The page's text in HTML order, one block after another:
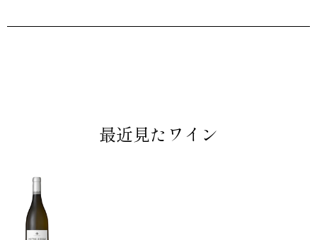
最近見たワイン